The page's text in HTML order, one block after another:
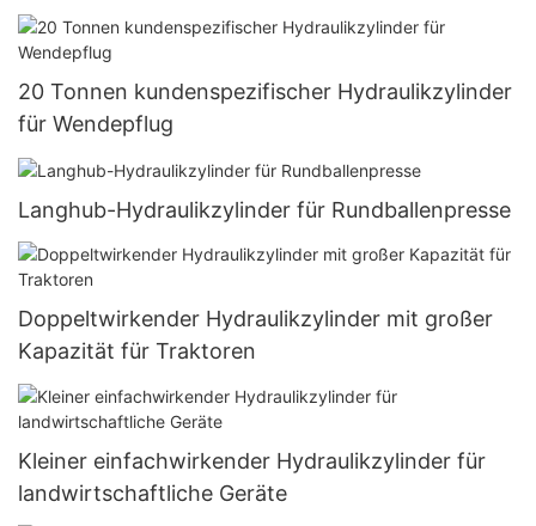
20 Tonnen kundenspezifischer Hydraulikzylinder
für Wendepflug
Langhub-Hydraulikzylinder für Rundballenpresse
Doppeltwirkender Hydraulikzylinder mit großer
Kapazität für Traktoren
Kleiner einfachwirkender Hydraulikzylinder für
landwirtschaftliche Geräte